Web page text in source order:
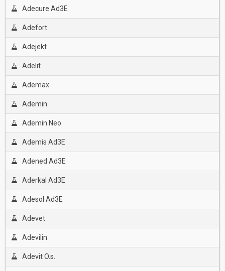
Adecure Ad3E
Adefort
Adejekt
Adelit
Ademax
Ademin
Ademin Neo
Ademis Ad3E
Adened Ad3E
Aderkal Ad3E
Adesol Ad3E
Adevet
Adevilin
Adevit O.s.